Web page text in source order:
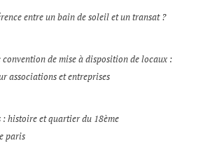
entre un bain de soleil et un transat ?
de mise à disposition de locaux :
associations et entreprises
histoire et quartier du 18ème
paris